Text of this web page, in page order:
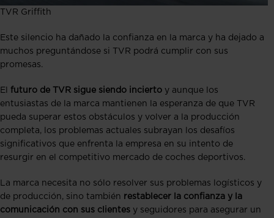
TVR Griffith
Este silencio ha dañado la confianza en la marca y ha dejado a
muchos preguntándose si TVR podrá cumplir con sus
promesas​​.
El futuro de TVR sigue siendo incierto y aunque los
entusiastas de la marca mantienen la esperanza de que TVR
pueda superar estos obstáculos y volver a la producción
completa, los problemas actuales subrayan los desafíos
significativos que enfrenta la empresa en su intento de
resurgir en el competitivo mercado de coches deportivos.
La marca necesita no sólo resolver sus problemas logísticos y
de producción, sino también restablecer la confianza y la
comunicación con sus clientes y seguidores para asegurar un